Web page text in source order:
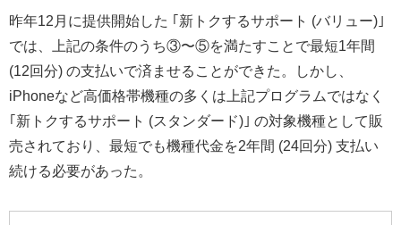
昨年12月に提供開始した ｢新トクするサポート (バリュー)｣
では、上記の条件のうち③〜⑤を満たすことで最短1年間
(12回分) の支払いで済ませることができた。しかし、
iPhoneなど高価格帯機種の多くは上記プログラムではなく
｢新トクするサポート (スタンダード)｣ の対象機種として販
売されており、最短でも機種代金を2年間 (24回分) 支払い
続ける必要があった。